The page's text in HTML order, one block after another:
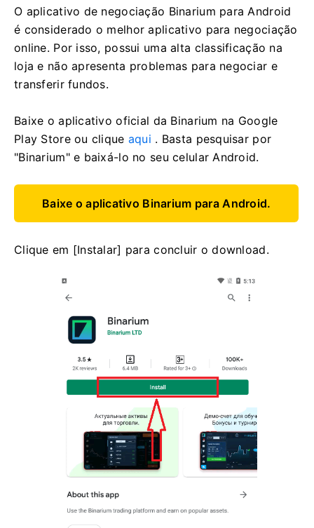
O aplicativo de negociação Binarium para Android
é considerado o melhor aplicativo para negociação
online. Por isso, possui uma alta classificação na
loja e não apresenta problemas para negociar e
transferir fundos.
Baixe o aplicativo oficial da Binarium na Google
Play Store ou clique aqui . Basta pesquisar por
"Binarium" e baixá-lo no seu celular Android.
Baixe o aplicativo Binarium para Android.
Clique em [Instalar] para concluir o download.